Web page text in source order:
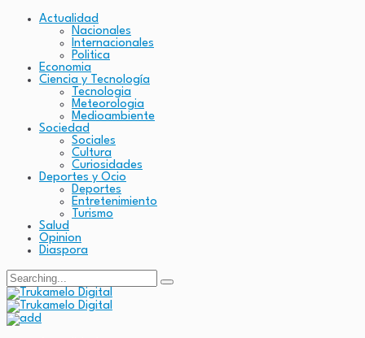
Actualidad
Nacionales
Internacionales
Politica
Economia
Ciencia y Tecnología
Tecnologia
Meteorologia
Medioambiente
Sociedad
Sociales
Cultura
Curiosidades
Deportes y Ocio
Deportes
Entretenimiento
Turismo
Salud
Opinion
Diaspora
Search
for: